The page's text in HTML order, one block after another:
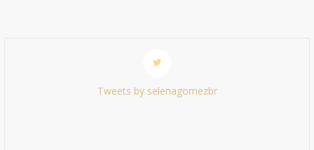
Tweets by selenagomezbr